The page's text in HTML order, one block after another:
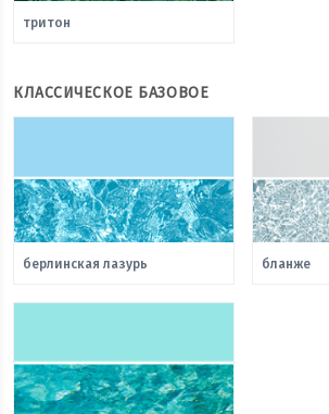
тритон
КЛАССИЧЕСКОЕ БАЗОВОЕ
берлинская лазурь бланже